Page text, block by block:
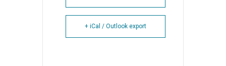
+ iCal / Outlook export